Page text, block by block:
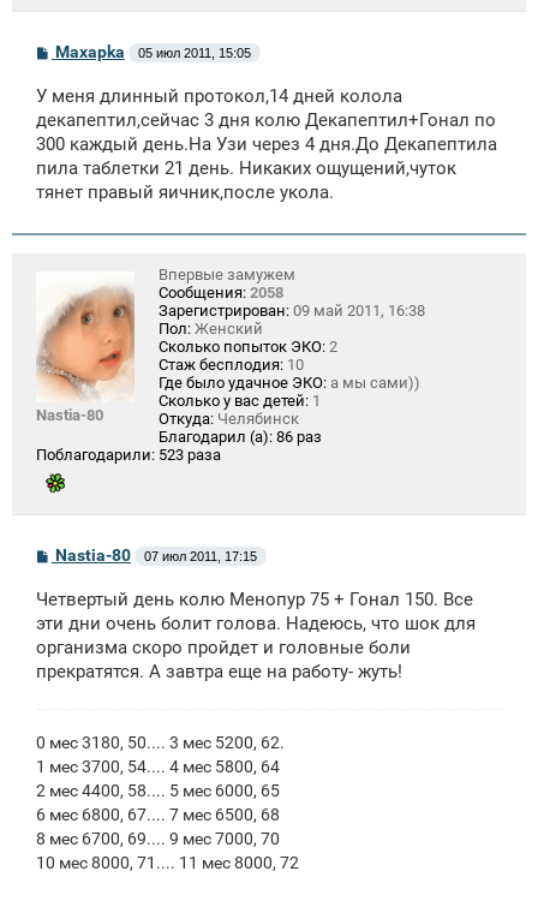
С
о
б
щ
н
и
Maxapka 05 июл 2011, 15:05
У меня длинный протокол,14 дней колола
декапептил,сейчас 3 дня колю Декапептил+Гонал по
300 каждый день.На Узи через 4 дня.До Декапептила
пила таблетки 21 день. Никаких ощущений,чуток
тянет правый яичник,после укола.
Nastia-80
Впервые замужем
Сообщения: 2058
Зарегистрирован: 09 май 2011, 16:38
Пол: Женский
Сколько попыток ЭКО: 2
Стаж бесплодия: 10
Где было удачное ЭКО: а мы сами))
Сколько у вас детей: 1
Откуда: Челябинск
Благодарил (а): 86 раз
Поблагодарили: 523 раза
С
о
б
щ
н
и
е
Nastia-80 07 июл 2011, 17:15
Четвертый день колю Менопур 75 + Гонал 150. Все
эти дни очень болит голова. Надеюсь, что шок для
организма скоро пройдет и головные боли
прекратятся. А завтра еще на работу- жуть!
0 мес 3180, 50.... 3 мес 5200, 62.
1 мес 3700, 54.... 4 мес 5800, 64
2 мес 4400, 58.... 5 мес 6000, 65
6 мес 6800, 67.... 7 мес 6500, 68
8 мес 6700, 69.... 9 мес 7000, 70
10 мес 8000, 71.... 11 мес 8000, 72